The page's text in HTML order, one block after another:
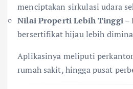
menciptakan sirkulasi udara
Nilai Properti Lebih Tinggi–
bersertifikat hijau lebih
Aplikasinya meliputi
rumah sakit, hingga pusat